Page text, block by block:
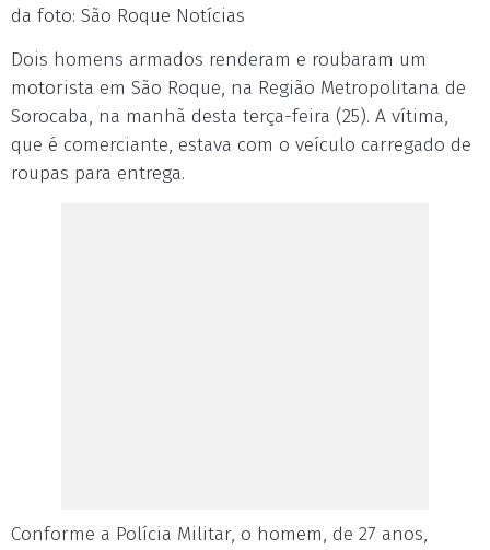
da foto: São Roque Notícias
Dois homens armados renderam e roubaram um
motorista em São Roque, na Região Metropolitana de
Sorocaba, na manhã desta terça-feira (25). A vítima,
que é comerciante, estava com o veículo carregado de
roupas para entrega.
Conforme a Polícia Militar, o homem, de 27 anos,